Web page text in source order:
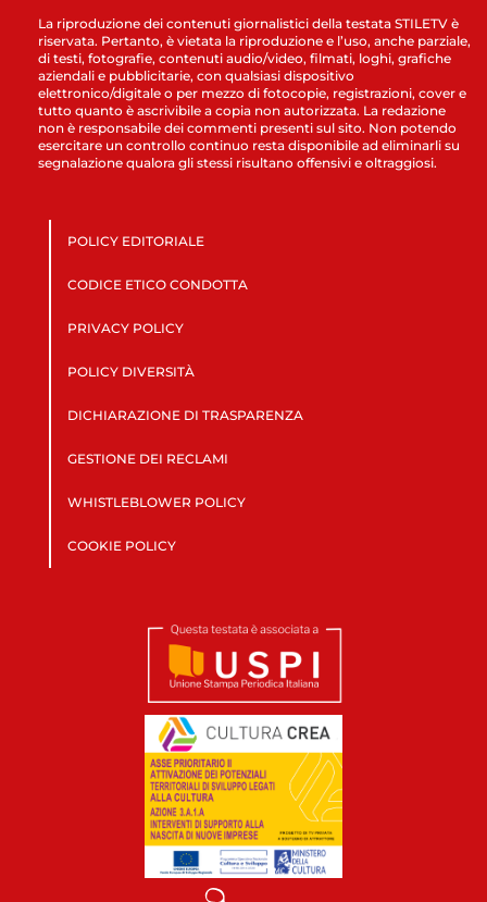
La riproduzione dei contenuti giornalistici della testata STILETV è
riservata. Pertanto, è vietata la riproduzione e l’uso, anche parziale,
di testi, fotografie, contenuti audio/video, filmati, loghi, grafiche
aziendali e pubblicitarie, con qualsiasi dispositivo
elettronico/digitale o per mezzo di fotocopie, registrazioni, cover e
tutto quanto è ascrivibile a copia non autorizzata. La redazione
non è responsabile dei commenti presenti sul sito. Non potendo
esercitare un controllo continuo resta disponibile ad eliminarli su
segnalazione qualora gli stessi risultano offensivi e oltraggiosi.
POLICY EDITORIALE
CODICE ETICO CONDOTTA
PRIVACY POLICY
POLICY DIVERSITÀ
DICHIARAZIONE DI TRASPARENZA
GESTIONE DEI RECLAMI
WHISTLEBLOWER POLICY
COOKIE POLICY